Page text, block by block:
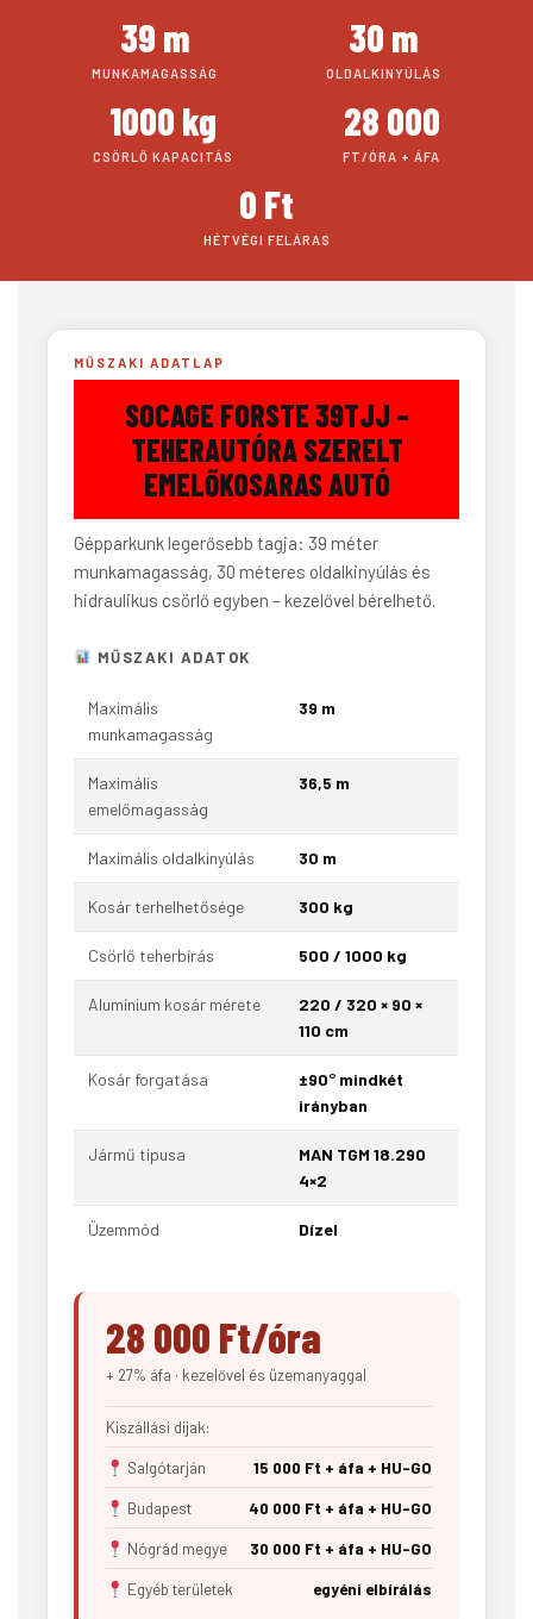
39 m
MUNKAMAGASSÁG
30 m
OLDALKINYÚLÁS
1000 kg
CSÖRLŐ KAPACITÁS
28 000
FT/ÓRA + ÁFA
0 Ft
HÉTVÉGI FELÁRAS
MŰSZAKI ADATLAP
SOCAGE FORSTE 39TJJ –
TEHERAUTÓRA SZERELT
EMELŐKOSARAS AUTÓ
Gépparkunk legerősebb tagja: 39 méter
munkamagasság, 30 méteres oldalkinyúlás és
hidraulikus csörlő egyben – kezelővel bérelhető.
MŰSZAKI ADATOK
Maximális
munkamagasság
39 m
Maximális
emelőmagasság
36,5 m
Maximális oldalkinyúlás 30 m
Kosár terhelhetősége 300 kg
Csörlő teherbírás 500 / 1000 kg
Alumínium kosár mérete
220 / 320 × 90 ×
110 cm
Kosár forgatása
±90° mindkét
irányban
Jármű típusa
MAN TGM 18.290
4×2
Üzemmód Dízel
28 000 Ft/óra
+ 27% áfa · kezelővel és üzemanyaggal
Kiszállási díjak:
Salgótarján
15 000 Ft + áfa + HU-GO
Budapest
40 000 Ft + áfa + HU-GO
Nógrád megye
30 000 Ft + áfa + HU-GO
Egyéb területek
egyéni elbírálás